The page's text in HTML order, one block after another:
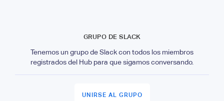
GRUPO DE SLACK
Tenemos un grupo de Slack con todos los miembros
registrados del Hub para que sigamos conversando.
UNIRSE AL GRUPO